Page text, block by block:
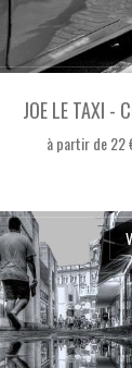
JOE LE TAXI -
à partir de 22